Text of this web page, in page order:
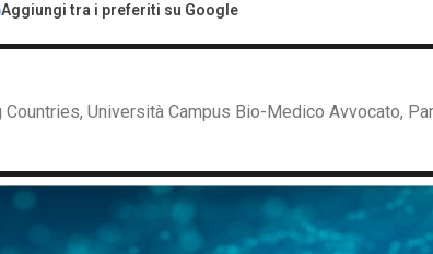
Aggiungi tra i preferiti su Google
Università Campus Bio-Medico Avvocato,